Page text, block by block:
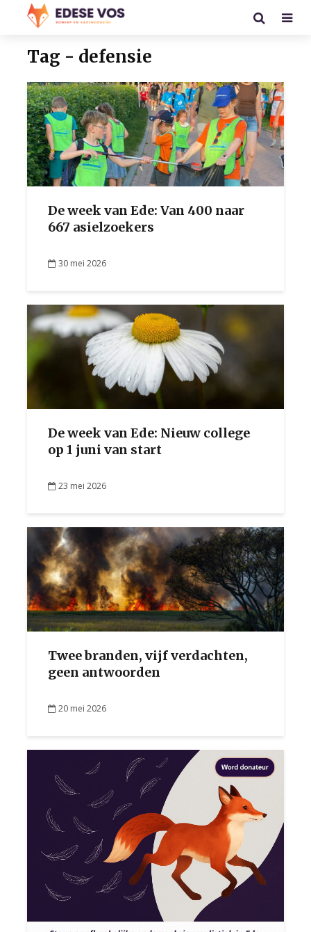
Tag - defensie
De week van Ede: Van 400 naar
667 asielzoekers
30 mei 2026
De week van Ede: Nieuw college
op 1 juni van start
23 mei 2026
Twee branden, vijf verdachten,
geen antwoorden
20 mei 2026